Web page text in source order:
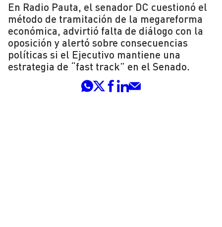
En Radio Pauta, el senador DC cuestionó el
método de tramitación de la megareforma
económica, advirtió falta de diálogo con la
oposición y alertó sobre consecuencias
políticas si el Ejecutivo mantiene una
estrategia de “fast track” en el Senado.